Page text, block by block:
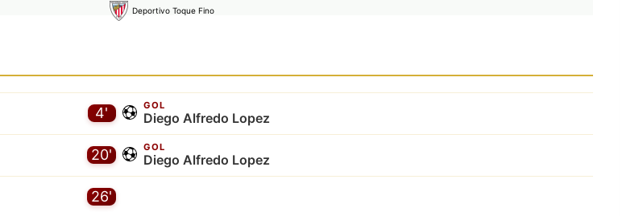
Deportivo Toque Fino
4' GOL
Diego Alfredo Lopez
20' GOL
Diego Alfredo Lopez
26'